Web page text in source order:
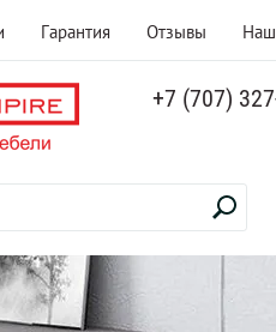
Гарантия Отзывы
+7 (707)